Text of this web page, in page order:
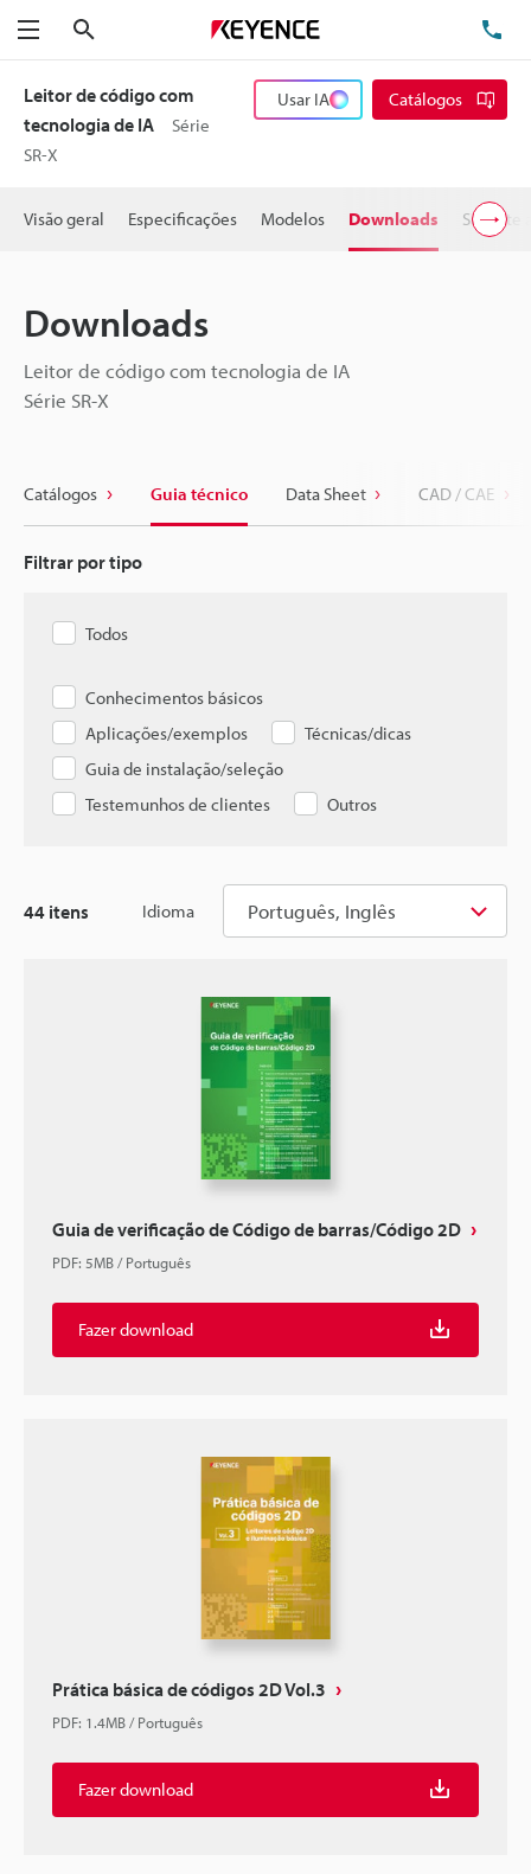
Menu
Leitor de código com
tecnologia de IA
Série
SR-X
Usar IA Catálogos
Visão geral Especificações Modelos Downloads Suporte
Downloads
Leitor de código com tecnologia de IA
Série SR-X
Catálogos Guia técnico Data Sheet CAD / CAE
Filtrar por tipo
Todos
Conhecimentos básicos
Aplicações/exemplos
Técnicas/dicas
Guia de instalação/seleção
Testemunhos de clientes
Outros
Idioma Português, Inglês
44 itens
Guia de verificação de Código de barras/Código 2D
PDF: 5MB/Português
Fazer download
Prática básica de códigos 2D Vol.3
PDF: 1.4MB/Português
Fazer download